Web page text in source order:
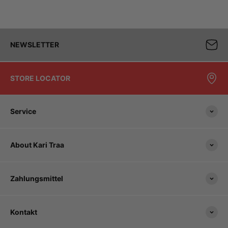
NEWSLETTER
STORE LOCATOR
Service
About Kari Traa
Kontakt
Zahlungsmittel